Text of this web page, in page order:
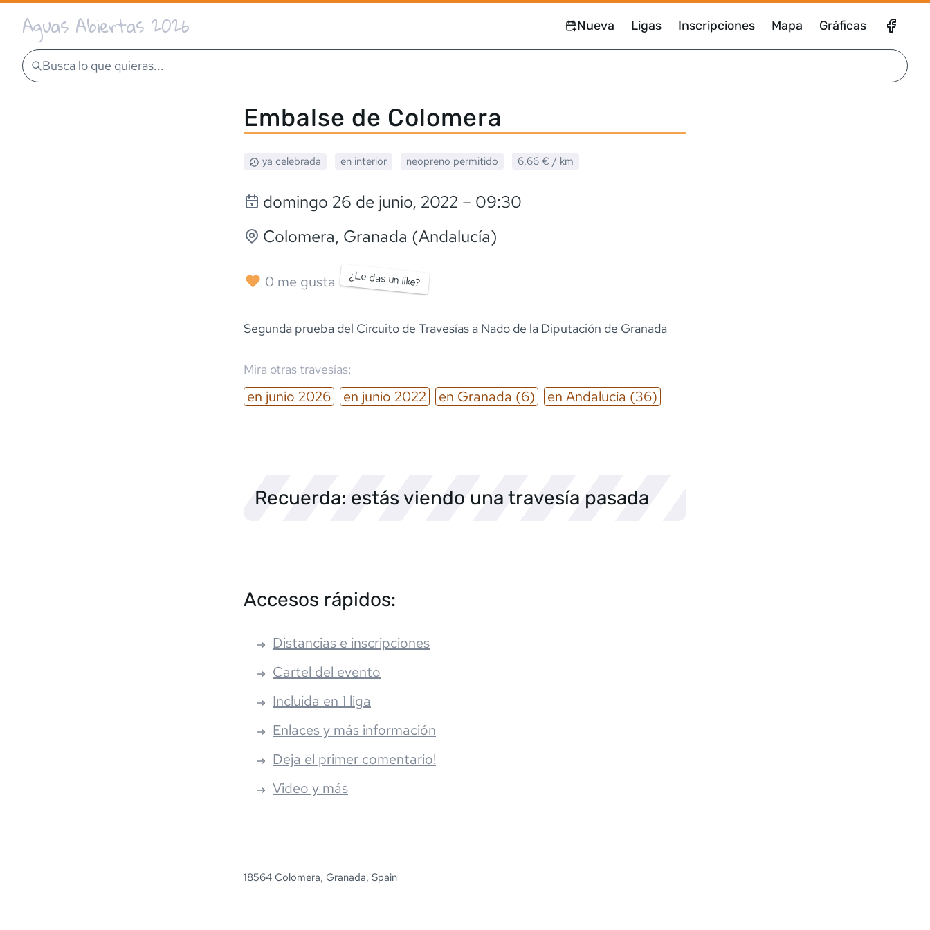
Aguas Abiertas 2026 Nueva Ligas Inscripciones Mapa Gráficas
Busca lo que quieras...
Embalse de Colomera
ya celebrada en interior neopreno permitido 6,66 € / km
domingo 26 de junio, 2022 – 09:30
Colomera, Granada (Andalucía)
0 me gusta ¿Le das un like?
Segunda prueba del Circuito de Travesías a Nado de la Diputación de Granada
Mira otras travesías:
en junio 2026 en junio 2022 en Granada (6) en Andalucía (36)
Recuerda: estás viendo una travesía pasada
Accesos rápidos:
Distancias e inscripciones
Cartel del evento
Incluida en 1 liga
Enlaces y más información
Deja el primer comentario!
Video y más
18564 Colomera, Granada, Spain